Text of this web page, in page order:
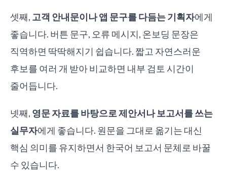
셋째, 고객 안내문이나 앱 문구를 다듬는 기획자에게
좋습니다. 버튼 문구, 오류 메시지, 온보딩 문장은
직역하면 딱딱해지기 쉽습니다. 짧고 자연스러운
후보를 여러 개 받아 비교하면 내부 검토 시간이
줄어듭니다.
넷째, 영문 자료를 바탕으로 제안서나 보고서를 쓰는
실무자에게 좋습니다. 원문을 그대로 옮기는 대신
핵심 의미를 유지하면서 한국어 보고서 문체로 바꿀
수 있습니다.